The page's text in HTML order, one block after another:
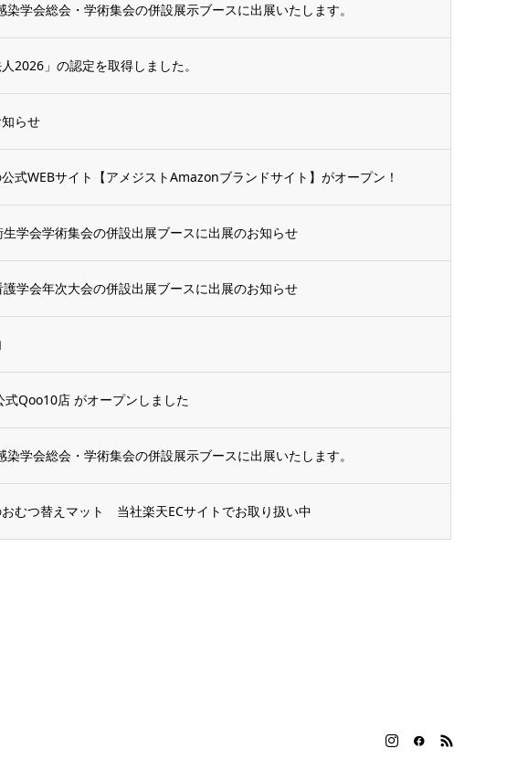
学会総会・学術集会の併設展示ブースに出展いたします。
2026」の認定を取得しました。
らせ
式WEBサイト【アメジストAmazonブランドサイト】がオープン！
学会学術集会の併設出展ブースに出展のお知らせ
学会年次大会の併設出展ブースに出展のお知らせ
式Qoo10店 がオープンしました
学会総会・学術集会の併設展示ブースに出展いたします。
むつ替えマット 当社楽天ECサイトでお取り扱い中